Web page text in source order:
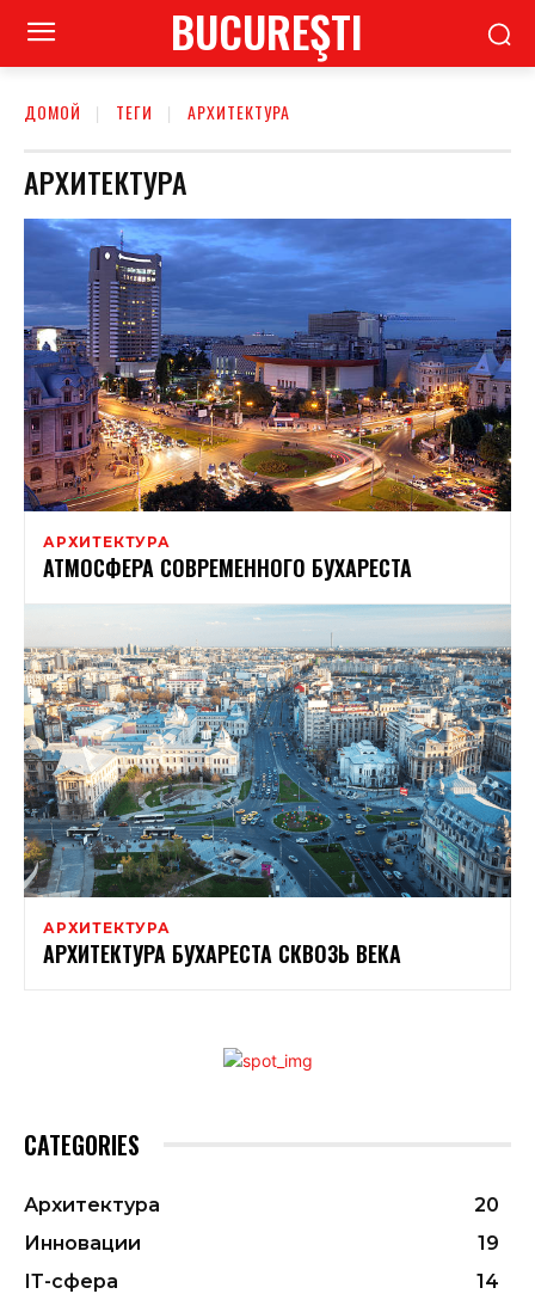
BUCUREŞTI
ДОМОЙ ТЕГИ АРХИТЕКТУРА
АРХИТЕКТУРА
АРХИТЕКТУРА
АТМОСФЕРА СОВРЕМЕННОГО БУХАРЕСТА
АРХИТЕКТУРА
АРХИТЕКТУРА БУХАРЕСТА СКВОЗЬ ВЕКА
CATEGORIES
Архитектура
20
Инновации
19
ІТ-сфера
14